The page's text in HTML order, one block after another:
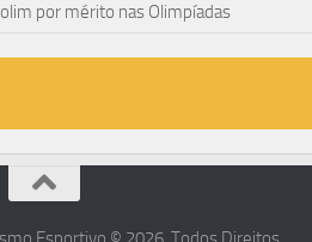
por mérito nas Olimpíadas